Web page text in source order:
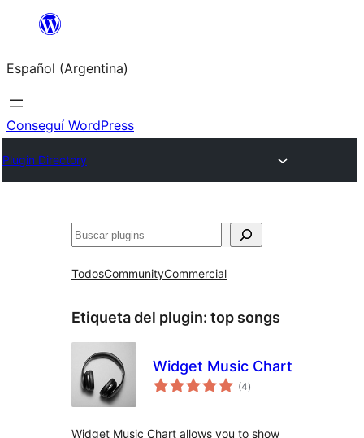
Saltar
contenido
Español (Argentina)
Conseguí WordPress
Plugin Directory
Buscar
TodosCommunityCommercial
Etiqueta del plugin: top songs
Widget Music Chart
(4total
de
)
Widget Music Chart allows you to show